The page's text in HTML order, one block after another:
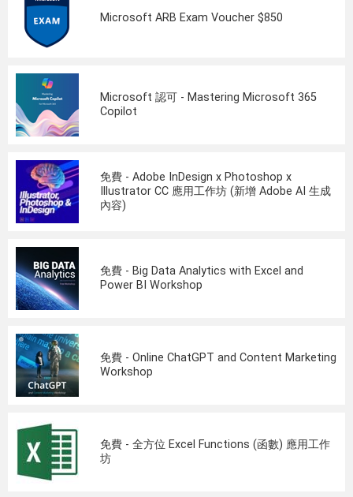
Microsoft ARB Exam Voucher $850
Microsoft 認可 - Mastering Microsoft 365
Copilot
免費 - Adobe InDesign x Photoshop x
Illustrator CC 應用工作坊 (新增 Adobe AI 生成
內容)
免費 - Big Data Analytics with Excel and
Power BI Workshop
免費 - Online ChatGPT and Content Marketing
Workshop
免費 - 全方位 Excel Functions (函數) 應用工作
坊